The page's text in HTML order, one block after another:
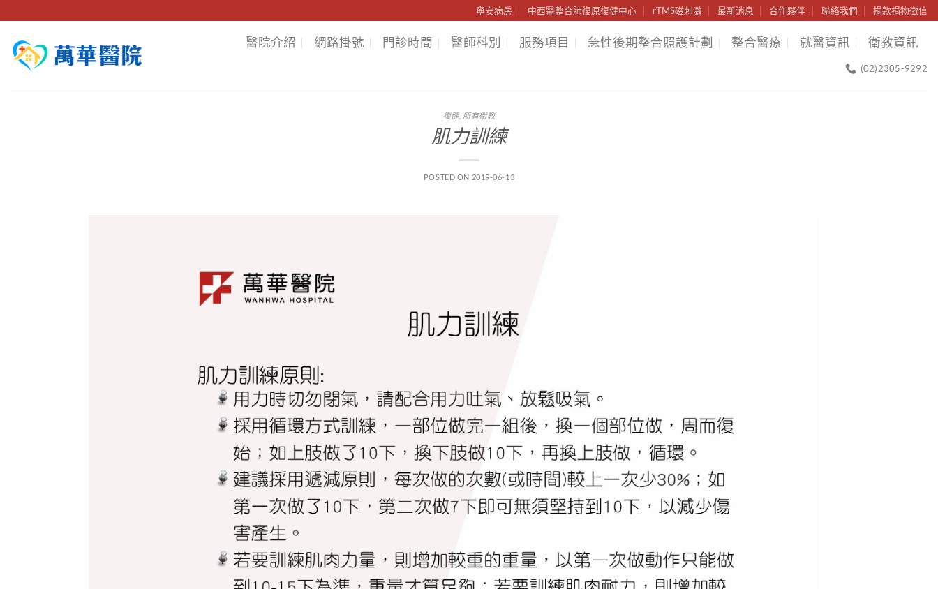
to
content
寧安病房 中西醫整合肺復原復健中心 rTMS磁刺激 最新消息 合作夥伴 聯絡我們 捐款捐物徵信
醫院介紹 網路掛號 門診時間 醫師科別 服務項目 急性後期整合照護計劃 整合醫療 就醫資訊 衛教資訊
(02)2305-9292
復健, 所有衛教
肌力訓練
POSTED ON 2019-06-13